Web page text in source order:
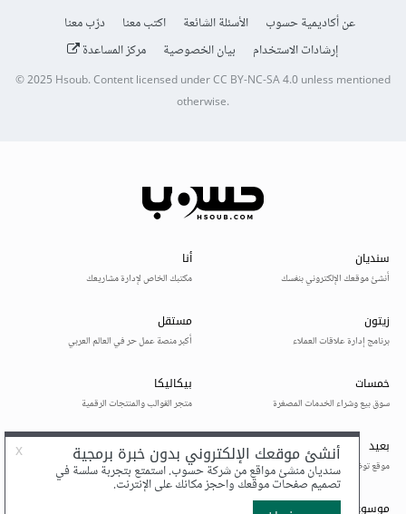
عن أكاديمية حسوب الأسئلة الشائعة اكتب معنا
درّب معنا
إرشادات الاستخدام
بيان الخصوصية مركز المساعدة
© 2025 Hsoub.Content licensed underCC BY-NC-SA 4.0unless mentioned
otherwise.